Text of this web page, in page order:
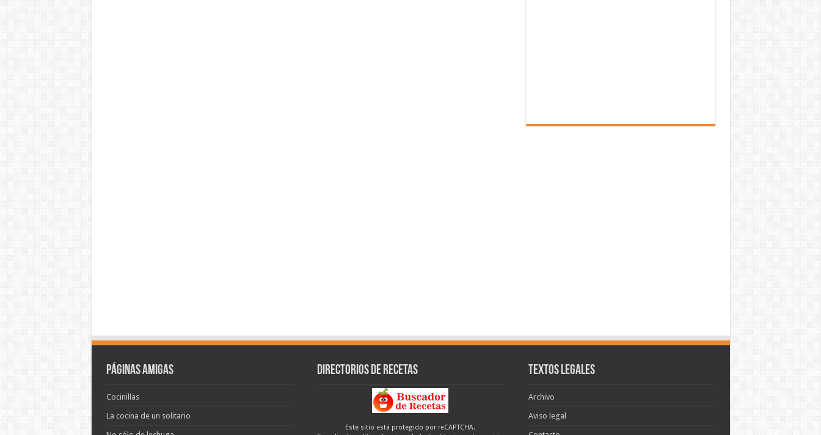
Páginas amigas
Cocinillas
La cocina de un solitario
Directorios de recetas
Este sitio está protegido por reCAPTCHA.
Textos legales
Archivo
Aviso legal